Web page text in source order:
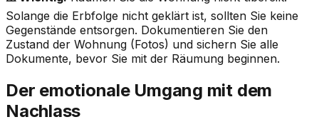
Solange die Erbfolge nicht geklärt ist, sollten Sie keine
Gegenstände entsorgen. Dokumentieren Sie den
Zustand der Wohnung (Fotos) und sichern Sie alle
Dokumente, bevor Sie mit der Räumung beginnen.
Der emotionale Umgang mit dem
Nachlass